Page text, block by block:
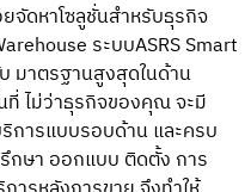
จัดหาโซลูชั่นสำหรับธุรกิจ
ระบบASRSSmart
มาตรฐานสูงสุดในด้าน
ที่ไม่ว่าธุรกิจของคุณ จะมี
การแบบรอบด้าน และครบ
กษา ออกแบบ ติดตั้ง การ